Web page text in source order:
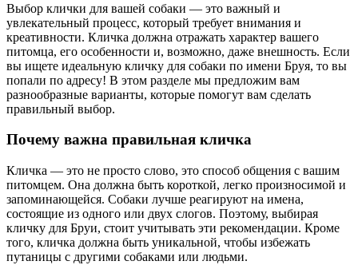
Выбор клички для вашей собаки — это важный и
увлекательный процесс, который требует внимания и
креативности. Кличка должна отражать характер вашего
питомца, его особенности и, возможно, даже внешность. Если
вы ищете идеальную кличку для собаки по имени Бруя, то вы
попали по адресу! В этом разделе мы предложим вам
разнообразные варианты, которые помогут вам сделать
правильный выбор.
Почему важна правильная кличка
Кличка — это не просто слово, это способ общения с вашим
питомцем. Она должна быть короткой, легко произносимой и
запоминающейся. Собаки лучше реагируют на имена,
состоящие из одного или двух слогов. Поэтому, выбирая
кличку для Бруи, стоит учитывать эти рекомендации. Кроме
того, кличка должна быть уникальной, чтобы избежать
путаницы с другими собаками или людьми.